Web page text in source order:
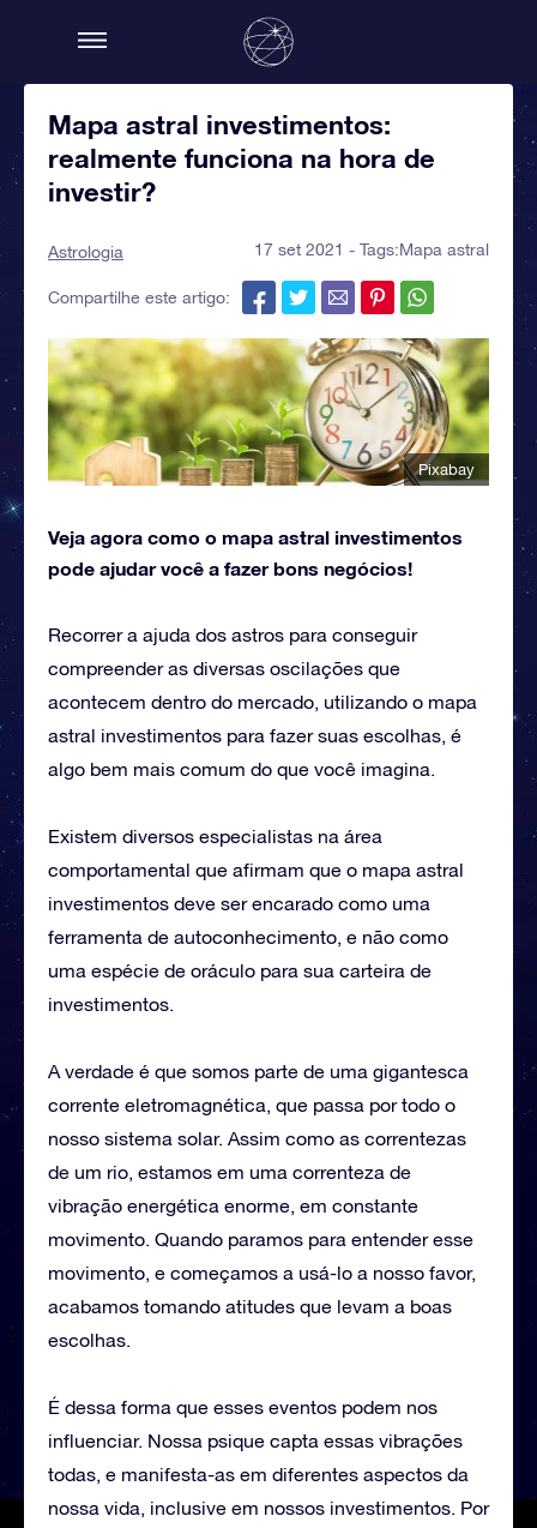
Mapa astral investimentos:
realmente funciona na hora de
investir?
Astrologia 17 set 2021 - Tags:Mapa astral
Compartilhe este artigo:
Pixabay
Veja agora como o mapa astral investimentos
pode ajudar você a fazer bons negócios!
Recorrer a ajuda dos astros para conseguir
compreender as diversas oscilações que
acontecem dentro do mercado, utilizando o mapa
astral investimentos para fazer suas escolhas, é
algo bem mais comum do que você imagina.
Existem diversos especialistas na área
comportamental que afirmam que o mapa astral
investimentos deve ser encarado como uma
ferramenta de autoconhecimento, e não como
uma espécie de oráculo para sua carteira de
investimentos.
A verdade é que somos parte de uma gigantesca
corrente eletromagnética, que passa por todo o
nosso sistema solar. Assim como as correntezas
de um rio, estamos em uma correnteza de
vibração energética enorme, em constante
movimento. Quando paramos para entender esse
movimento, e começamos a usá-lo a nosso favor,
acabamos tomando atitudes que levam a boas
escolhas.
É dessa forma que esses eventos podem nos
influenciar. Nossa psique capta essas vibrações
todas, e manifesta-as em diferentes aspectos da
nossa vida, inclusive em nossos investimentos. Por